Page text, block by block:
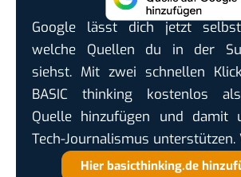
Google lässt dich jetzt
welche Quellen du in der
siehst. Mit zwei schnellen
BASIC thinking kostenlos
Quelle hinzufügen und damit
Tech-Journalismus unterstützen.
Hier basicthinking.de